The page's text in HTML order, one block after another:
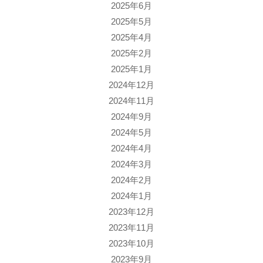
2025年6月
2025年5月
2025年4月
2025年2月
2025年1月
2024年12月
2024年11月
2024年9月
2024年5月
2024年4月
2024年3月
2024年2月
2024年1月
2023年12月
2023年11月
2023年10月
2023年9月